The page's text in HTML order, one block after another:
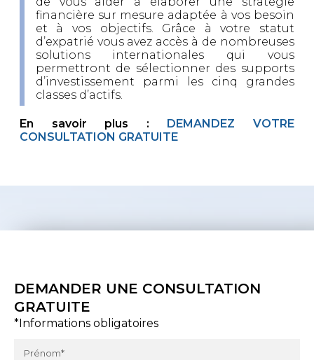
financière sur mesure adaptée à vos besoin
et à vos objectifs. Grâce à votre statut
d’expatrié vous avez accès à de nombreuses
solutions internationales qui vous
permettront de sélectionner des supports
d’investissement parmi les cinq grandes
classes d’actifs.
En savoir plus :
DEMANDEZ VOTRE
CONSULTATION GRATUITE
DEMANDER UNE CONSULTATION
GRATUITE
*Informations obligatoires